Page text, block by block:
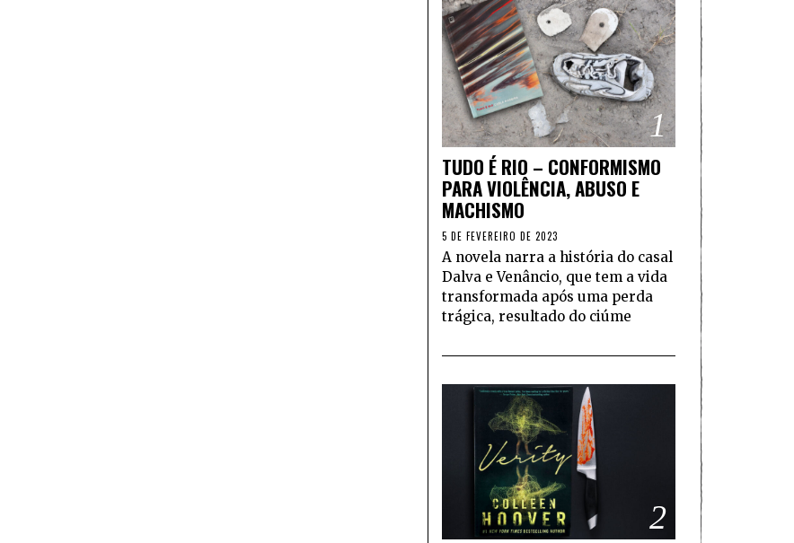
1
TUDO É RIO – CONFORMISMO
PARA VIOLÊNCIA, ABUSO E
MACHISMO
5 DE FEVEREIRO DE 2023
A novela narra a história do casal
Dalva e Venâncio, que tem a vida
transformada após uma perda
trágica, resultado do ciúme
2